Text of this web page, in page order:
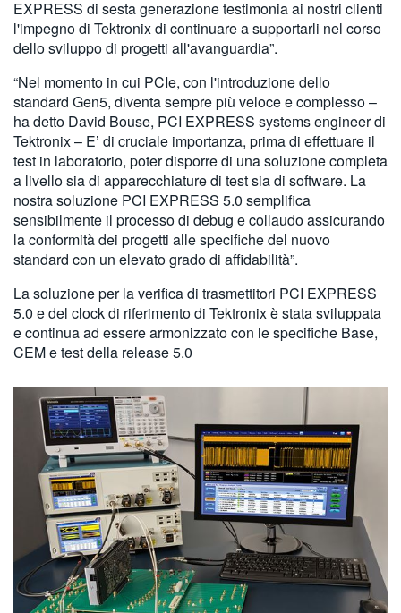
EXPRESS di sesta generazione testimonia ai nostri clienti
l'impegno di Tektronix di continuare a supportarli nel corso
dello sviluppo di progetti all'avanguardia”.
“Nel momento in cui PCIe, con l'introduzione dello
standard Gen5, diventa sempre più veloce e complesso –
ha detto David Bouse, PCI EXPRESS systems engineer di
Tektronix – E’ di cruciale importanza, prima di effettuare il
test in laboratorio, poter disporre di una soluzione completa
a livello sia di apparecchiature di test sia di software. La
nostra soluzione PCI EXPRESS 5.0 semplifica
sensibilmente il processo di debug e collaudo assicurando
la conformità dei progetti alle specifiche del nuovo
standard con un elevato grado di affidabilità”.
La soluzione per la verifica di trasmettitori PCI EXPRESS
5.0 e del clock di riferimento di Tektronix è stata sviluppata
e continua ad essere armonizzato con le specifiche Base,
CEM e test della release 5.0